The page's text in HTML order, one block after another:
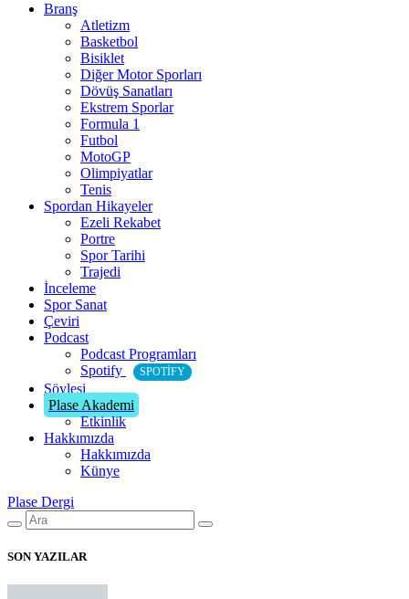
Branş
Atletizm
Basketbol
Bisiklet
Diğer Motor Sporları
Dövüş Sanatları
Ekstrem Sporlar
Formula 1
Futbol
MotoGP
Olimpiyatlar
Tenis
Spordan Hikayeler
Ezeli Rekabet
Portre
Spor Tarihi
Trajedi
İnceleme
Spor Sanat
Çeviri
Podcast
Podcast Programları
Spotify
SPOTIFY
Söyleşi
Plase Akademi
Etkinlik
Hakkımızda
Hakkımızda
Künye
Plase Dergi
SON YAZILAR